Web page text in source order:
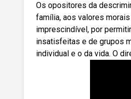
Os opositores da
família, aos valores
imprescindível, por
insatisfeitas e de grupos
individual e o da vida. O